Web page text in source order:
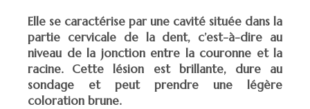
Elle se caractérise par une cavité située dans la
partie cervicale de la dent, c’est-à-dire au
niveau de la jonction entre la couronne et la
racine. Cette lésion est brillante, dure au
sondage et peut prendre une légère
coloration brune.